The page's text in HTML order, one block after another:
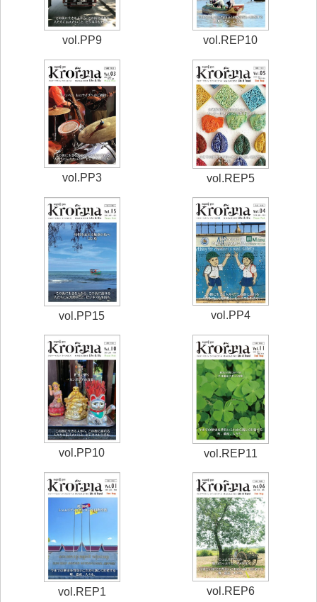
vol.PP9 vol.REP10
vol.PP3 vol.REP5
vol.PP15 vol.PP4
vol.PP10 vol.REP11
vol.REP1 vol.REP6